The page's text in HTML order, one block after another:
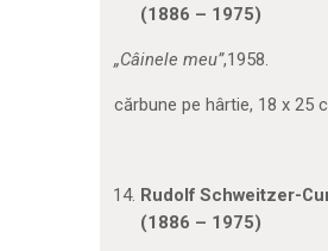
(1886 – 1975)
„Câinele meu”,1958.
cărbune pe hârtie, 18 x 25
Rudolf Schweitzer-
(1886 – 1975)